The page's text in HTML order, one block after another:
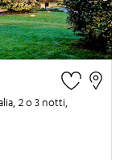
2 o 3 notti